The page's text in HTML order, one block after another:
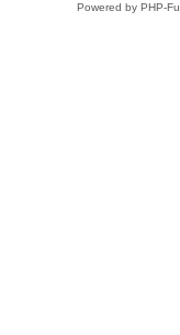
Powered by PHP-